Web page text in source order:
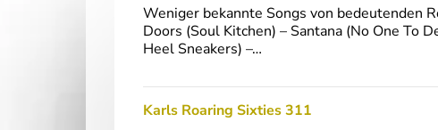
Weniger bekannte Songs von bedeutenden
Doors (Soul Kitchen) – Santana (No One To
Heel Sneakers) –…
Karls Roaring Sixties 311